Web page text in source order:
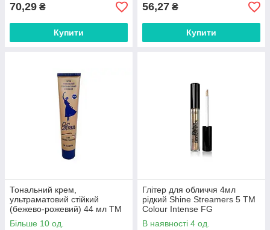
70,29 ₴
Купити
56,27 ₴
Купити
Тональний крем,
ультраматовий стійкий
(бежево-рожевий) 44 мл ТМ
Жизель FG FG
Більше 10 од.
Глітер для обличчя 4мл
рідкий Shine Streamers 5 ТМ
Colour Intense FG
В наявності 4 од.